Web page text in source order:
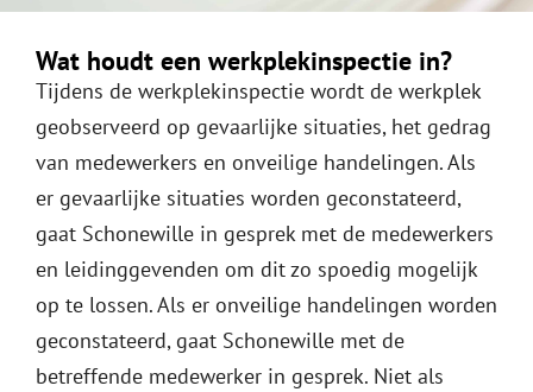
Wat houdt een werkplekinspectie in?
Tijdens de werkplekinspectie wordt de werkplek
geobserveerd op gevaarlijke situaties, het gedrag
van medewerkers en onveilige handelingen. Als
er gevaarlijke situaties worden geconstateerd,
gaat Schonewille in gesprek met de medewerkers
en leidinggevenden om dit zo spoedig mogelijk
op te lossen. Als er onveilige handelingen worden
geconstateerd, gaat Schonewille met de
betreffende medewerker in gesprek. Niet als